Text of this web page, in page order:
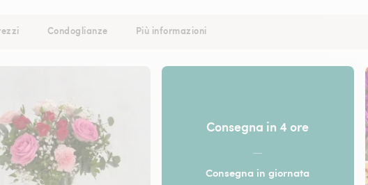
Condoglianze Più informazioni
Consegna in 4 ore
—
Consegna in giornata